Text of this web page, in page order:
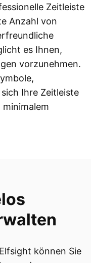
Zeitleiste
Anzahl von
es Ihnen,
vorzunehmen.
Ihre Zeitleiste
können Sie